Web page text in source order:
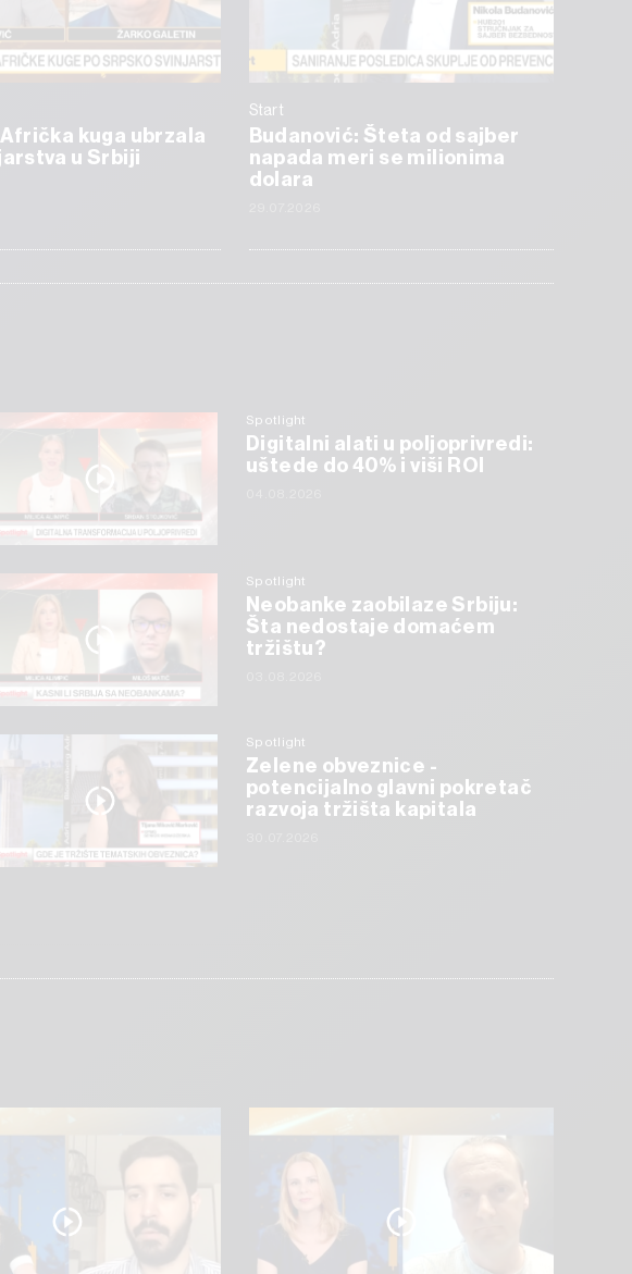
kuga ubrzala
u Srbiji
Start
Budanović: Šteta od sajber
napada meri se milionima
dolara
Spotlight
Digitalni alati u poljoprivredi:
uštede do 40% i viši ROI
Spotlight
Neobanke zaobilaze Srbiju:
Šta nedostaje domaćem
tržištu?
Spotlight
Zelene obveznice -
potencijalno glavni pokretač
razvoja tržišta kapitala